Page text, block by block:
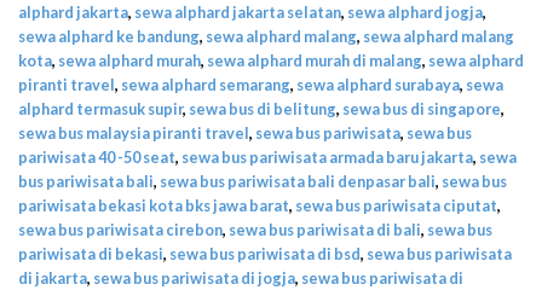
alphard jakarta, sewa alphard jakarta selatan, sewa alphard jogja,
sewa alphard ke bandung, sewa alphard malang, sewa alphard malang
kota, sewa alphard murah, sewa alphard murah di malang, sewa alphard
piranti travel, sewa alphard semarang, sewa alphard surabaya, sewa
alphard termasuk supir, sewa bus di belitung, sewa bus di singapore,
sewa bus malaysia piranti travel, sewa bus pariwisata, sewa bus
pariwisata 40 -50 seat, sewa bus pariwisata armada baru jakarta, sewa
bus pariwisata bali, sewa bus pariwisata bali denpasar bali, sewa bus
pariwisata bekasi kota bks jawa barat, sewa bus pariwisata ciputat,
sewa bus pariwisata cirebon, sewa bus pariwisata di bali, sewa bus
pariwisata di bekasi, sewa bus pariwisata di bsd, sewa bus pariwisata
di jakarta, sewa bus pariwisata di jogja, sewa bus pariwisata di